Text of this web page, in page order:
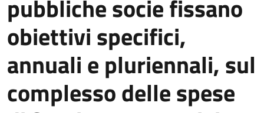
pubbliche socie fissano
obiettivi specifici,
annuali e pluriennali, sul
complesso delle spese